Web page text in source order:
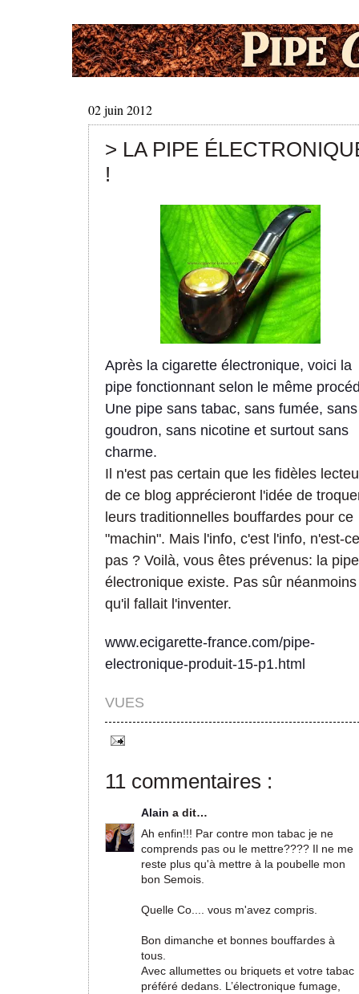
02 juin 2012
> LA PIPE
!
Après la cigarette électronique, voici la
pipe fonctionnant selon le même
Une pipe sans tabac, sans fumée, sans
goudron, sans nicotine et surtout sans
charme.
Il n'est pas certain que les fidèles
de ce blog apprécieront l'idée de
leurs traditionnelles bouffardes pour ce
"machin". Mais l'info, c'est l'info, n'est-ce
pas ? Voilà, vous êtes prévenus: la pipe
électronique existe. Pas sûr néanmoins
qu'il fallait l'inventer.
www.ecigarette-france.com/pipe-
electronique-produit-15-p1.html
VUES
11 commentaires :
Alain a dit…
Ah enfin!!! Par contre mon tabac je ne
comprends pas ou le mettre???? Il ne me
reste plus qu'à mettre à la poubelle mon
bon Semois.
Quelle Co.... vous m'avez compris.
Bon dimanche et bonnes bouffardes à
tous.
Avec allumettes ou briquets et votre tabac
préféré dedans. L’électronique fumage,